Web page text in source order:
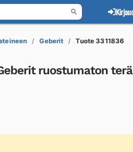
Geberit Tuote 3311836
ruostumaton